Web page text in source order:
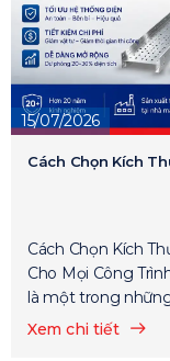
15/07/2026
Cách Chọn Kích
Cách Chọn Kích
Cho Mọi Công
là một trong
Xem chi tiết